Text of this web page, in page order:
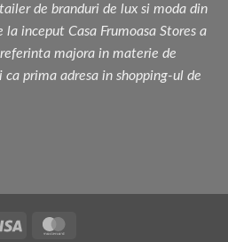
de branduri de lux si moda din
inceput Casa Frumoasa Stores a
majora in materie de
prima adresa in shopping-ul de
Visa